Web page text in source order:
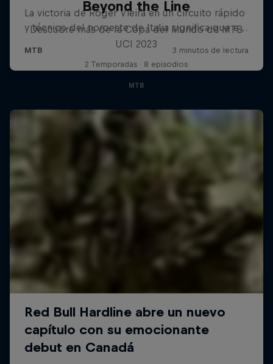
Beyond the Line
Descubre más de la Copa del Mundo de MTB
UCI 2023
2 Temporadas · 8 episodios
MTB